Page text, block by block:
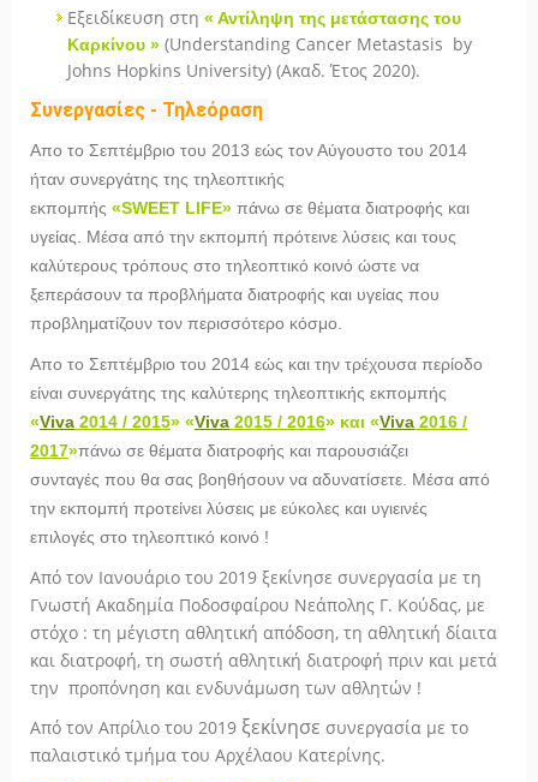
Εξειδίκευση στη « Αντίληψη της μετάστασης του
Καρκίνου » (Understanding Cancer Metastasis by
Johns Hopkins University) (Ακαδ. Έτος 2020).
Συνεργασίες - Τηλεόραση
Απο το Σεπτέμβριο του 2013 εώς τον Αύγουστο του 2014
ήταν συνεργάτης της τηλεοπτικής
εκπομπής «SWEET LIFE» πάνω σε θέματα διατροφής και
υγείας. Μέσα από την εκπομπή πρότεινε λύσεις και τους
καλύτερους τρόπους στο τηλεοπτικό κοινό ώστε να
ξεπεράσουν τα προβλήματα διατροφής και υγείας που
προβληματίζουν τον περισσότερο κόσμο.
Απο το Σεπτέμβριο του 2014 εώς και την τρέχουσα περίοδο
είναι συνεργάτης της καλύτερης τηλεοπτικής εκπομπής
«Viva 2014 / 2015» «Viva 2015 / 2016» και «Viva 2016 /
2017»πάνω σε θέματα διατροφής και παρουσιάζει
συνταγές που θα σας βοηθήσουν να αδυνατίσετε. Μέσα από
την εκπομπή προτείνει λύσεις με εύκολες και υγιεινές
επιλογές στο τηλεοπτικό κοινό !
Από τον Ιανουάριο του 2019 ξεκίνησε συνεργασία με τη
Γνωστή Ακαδημία Ποδοσφαίρου Νεάπολης Γ. Κούδας, με
στόχο : τη μέγιστη αθλητική απόδοση, τη αθλητική δίαιτα
και διατροφή, τη σωστή αθλητική διατροφή πριν και μετά
την προπόνηση και ενδυνάμωση των αθλητών !
Από τον Απρίλιο του 2019 ξεκίνησε συνεργασία με το
παλαιστικό τμήμα του Αρχέλαου Κατερίνης.